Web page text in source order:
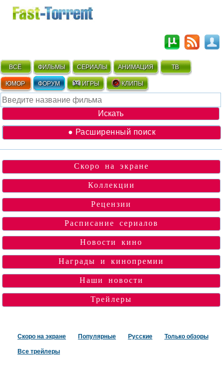
ВСЁ ФИЛЬМЫ СЕРИАЛЫ АНИМАЦИЯ ТВ
ЮМОР ФОРУМ ИГРЫ КЛИПЫ
● Расширенный поиск
Скоро на экране
Коллекции
Рецензии
Расписание сериалов
Новости кино
Награды и кинопремии
Наши новости
Трейлеры
Скоро на экране Популярные Русские Только обзоры
Все трейлеры